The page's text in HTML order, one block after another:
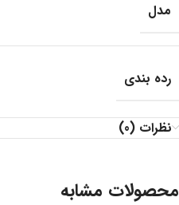
مدل
رده بندی
نظرات (0)
محصولات مشابه